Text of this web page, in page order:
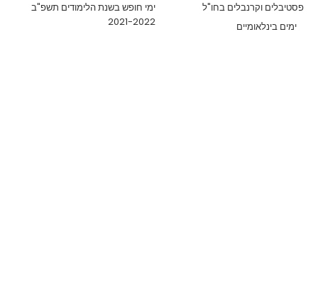
ימי חופש בשנת הלימודים תשפ"ב
2021-2022
פסטיבלים וקרנבלים בחו"ל
ימים בינלאומיים